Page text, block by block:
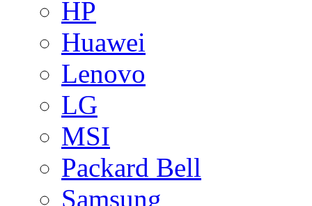
HP
Huawei
Lenovo
LG
MSI
Packard Bell
Samsung